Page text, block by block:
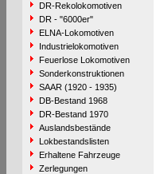
DR-Rekolokomotiven
DR - "6000er"
ELNA-Lokomotiven
Industrielokomotiven
Feuerlose Lokomotiven
Sonderkonstruktionen
SAAR (1920 - 1935)
DB-Bestand 1968
DR-Bestand 1970
Auslandsbestände
Lokbestandslisten
Erhaltene Fahrzeuge
Zerlegungen